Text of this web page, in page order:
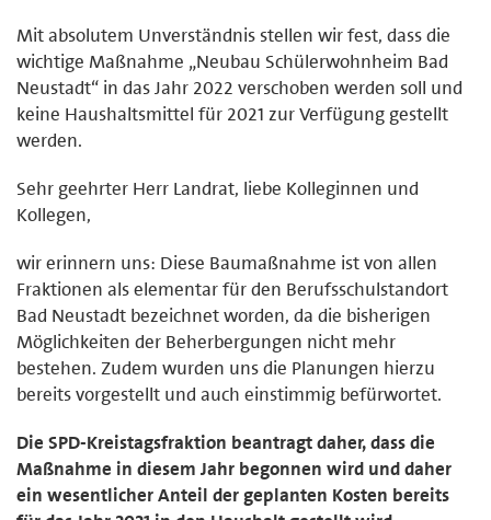
Mit absolutem Unverständnis stellen wir fest, dass die
wichtige Maßnahme „Neubau Schülerwohnheim Bad
Neustadt“ in das Jahr 2022 verschoben werden soll und
keine Haushaltsmittel für 2021 zur Verfügung gestellt
werden.
Sehr geehrter Herr Landrat, liebe Kolleginnen und
Kollegen,
wir erinnern uns: Diese Baumaßnahme ist von allen
Fraktionen als elementar für den Berufsschulstandort
Bad Neustadt bezeichnet worden, da die bisherigen
Möglichkeiten der Beherbergungen nicht mehr
bestehen. Zudem wurden uns die Planungen hierzu
bereits vorgestellt und auch einstimmig befürwortet.
Die SPD-Kreistagsfraktion beantragt daher, dass die
Maßnahme in diesem Jahr begonnen wird und daher
ein wesentlicher Anteil der geplanten Kosten bereits